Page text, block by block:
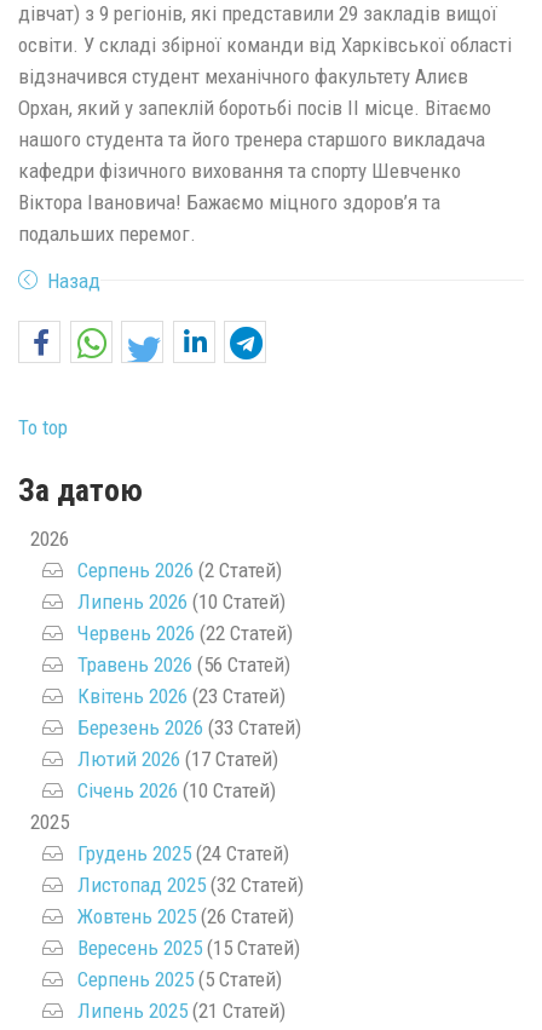
дівчат) з 9 регіонів, які представили 29 закладів вищої
освіти. У складі збірної команди від Харківської області
відзначився студент механічного факультету Алиєв
Орхан, який у запеклій боротьбі посів ІІ місце. Вітаємо
нашого студента та його тренера старшого викладача
кафедри фізичного виховання та спорту Шевченко
Віктора Івановича! Бажаємо міцного здоров’я та
подальших перемог.
Назад
To top
За датою
2026
Серпень 2026 (2 Статей)
Липень 2026 (10 Статей)
Червень 2026 (22 Статей)
Травень 2026 (56 Статей)
Квітень 2026 (23 Статей)
Березень 2026 (33 Статей)
Лютий 2026 (17 Статей)
Січень 2026 (10 Статей)
2025
Грудень 2025 (24 Статей)
Листопад 2025 (32 Статей)
Жовтень 2025 (26 Статей)
Вересень 2025 (15 Статей)
Серпень 2025 (5 Статей)
Липень 2025 (21 Статей)